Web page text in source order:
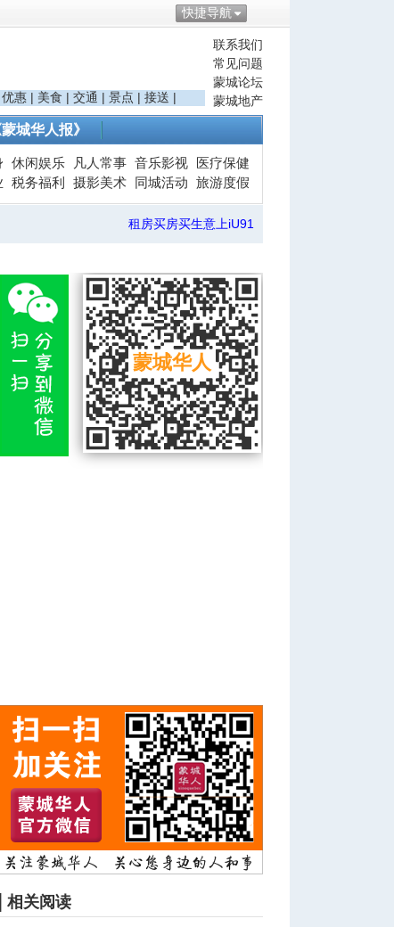
快捷导航
联系我们
常见问题
蒙城论坛
蒙城地产
优惠 | 美食 | 交通 | 景点 | 接送 |
蒙城华人报》
休闲娱乐 凡人常事 音乐影视
医疗保健
税务福利 摄影美术 同城活动 旅游度假
租房买房买生意上iU91
▌相关阅读